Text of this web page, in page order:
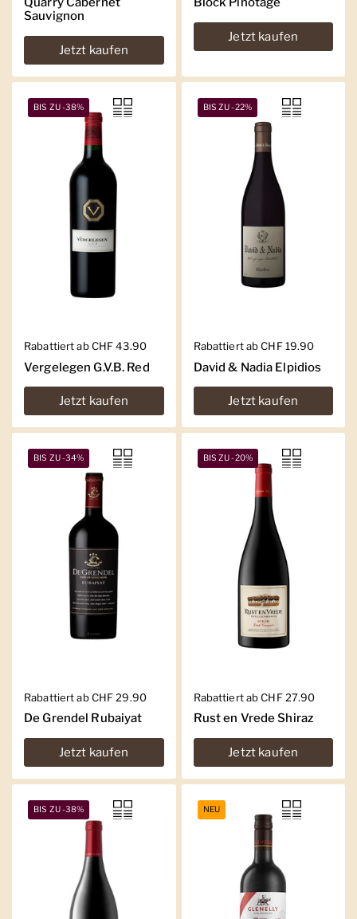
Sauvignon
Jetzt kaufen
Jetzt kaufen
Regulärer Preis
Rabattiert ab CHF 43.90
Vergelegen G.V.B. Red
Jetzt kaufen
BIS ZU -38%
Regulärer Preis
Rabattiert ab CHF 19.90
David & Nadia Elpidios
Jetzt kaufen
BIS ZU -22%
Regulärer Preis
Rabattiert ab CHF 29.90
De Grendel Rubaiyat
Jetzt kaufen
BIS ZU -34%
Regulärer Preis
Rabattiert ab CHF 27.90
Rust en Vrede Shiraz
Jetzt kaufen
BIS ZU -20%
BIS ZU -38% NEU